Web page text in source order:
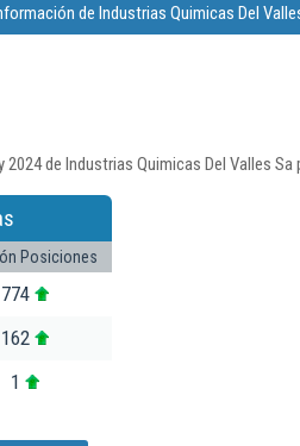
de Industrias Quimicas Del
de Industrias Quimicas Del Valles
Posiciones
774
162
1